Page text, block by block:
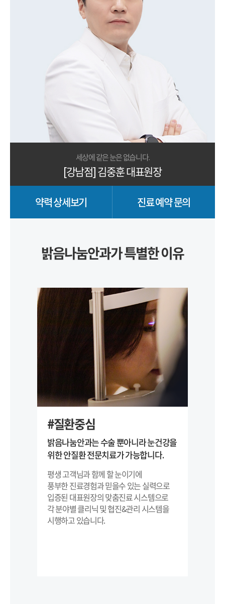
세상에 같은 눈은 없습니다.
[강남점] 김중훈 대표원장
약력 상세보기 진료 예약 문의
밝음나눔안과가 특별한 이유
#첨단의료장비
밝음나눔안과는 대학병원급 첨단
장비를 통해 오차없는 최고의 결과를
만듭니다.
장비에 따라 수술의 결과를 예측할 수 있기
에
수술에 도움이 되는 각종 최신 장비들을
구비하여 완벽한 수술이 이루어지도록